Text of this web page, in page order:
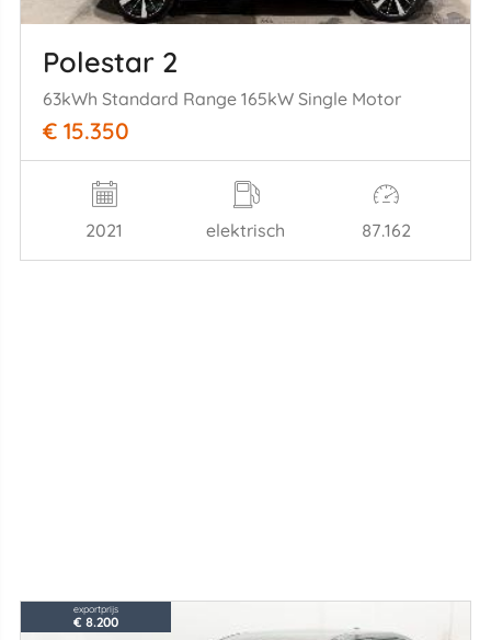
Polestar 2
63kWh Standard Range 165kW Single Motor
€ 15.350
2021 elektrisch 87.162
exportprijs
€ 8.200